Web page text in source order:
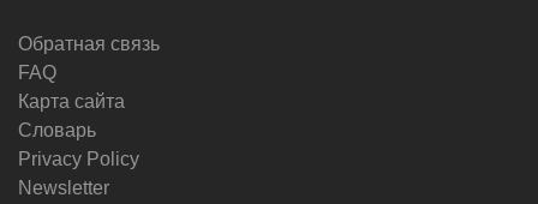
Обратная связь
FAQ
Карта сайта
Словарь
Privacy Policy
Newsletter